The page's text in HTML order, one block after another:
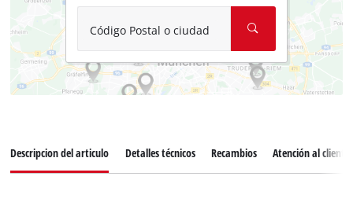
Código Postal o ciudad
Descripcion del articulo Detalles técnicos Recambios Atención al cliente